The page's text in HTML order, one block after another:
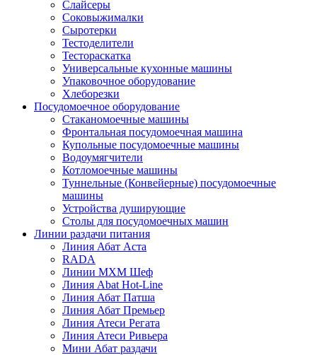
Слайсеры
Соковыжималки
Сыротерки
Тестоделители
Тестораскатка
Универсальные кухонные машины
Упаковочное оборудование
Хлеборезки
Посудомоечное оборудование
Стаканомоечные машины
Фронтальная посудомоечная машина
Купольные посудомоечные машины
Водоумягчители
Котломоечные машины
Туннельные (Конвейерные) посудомоечные
машины
Устройства душирующие
Столы для посудомоечных машин
Линии раздачи питания
Линия Абат Аста
RADA
Линии МХМ Шеф
Линия Abat Hot-Line
Линия Абат Патша
Линия Абат Премьер
Линия Атеси Регата
Линия Атеси Ривьера
Мини Абат раздачи